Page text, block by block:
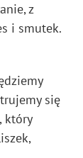
z
i smutek.
się
który